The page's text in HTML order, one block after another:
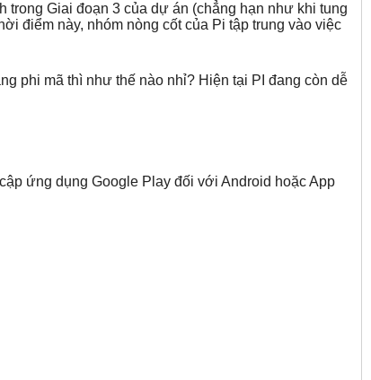
trong Giai đoạn 3 của dự án (chẳng hạn như khi tung
điểm này, nhóm nòng cốt của Pi tập trung vào việc
phi mã thì như thế nào nhỉ? Hiện tại PI đang còn dễ
ứng dụng Google Play đối với Android hoặc App